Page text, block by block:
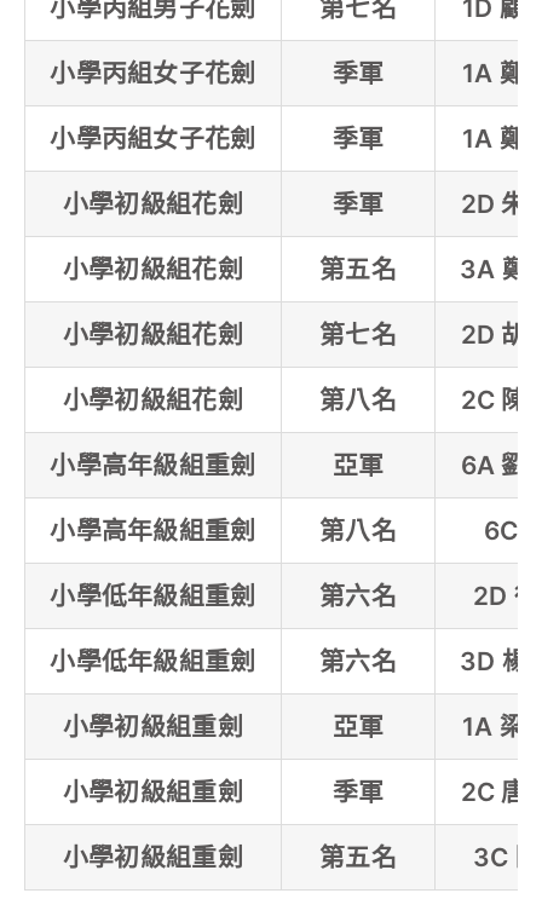
小學丙組男子花劍 第七名 1D 顧
小學丙組女子花劍 季軍 1A 鄭
小學丙組女子花劍 季軍 1A 鄭
小學初級組花劍 季軍 2D 朱
小學初級組花劍 第五名 3A 鄭
小學初級組花劍 第七名 2D 胡
小學初級組花劍 第八名 2C 陳
小學高年級組重劍 亞軍 6A 劉
小學高年級組重劍 第八名 6C
小學低年級組重劍 第六名 2D
小學低年級組重劍 第六名 3D 楊
小學初級組重劍 亞軍 1A 梁
小學初級組重劍 季軍 2C 唐
小學初級組重劍 第五名 3C